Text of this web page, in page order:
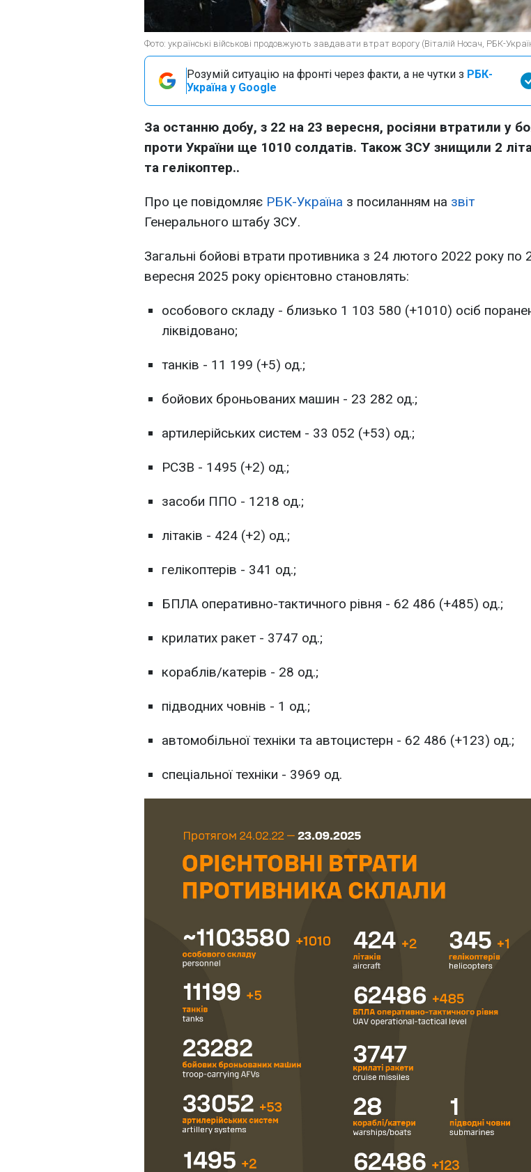
Фото: українські військові продовжують завдавати втрат ворогу (Віталій Носач, РБК-
Розумій ситуацію на фронті через факти, а не чутки з РБК-
Україна у Google
За останню добу, з 22 на 23 вересня, росіяни втратили у
проти України ще 1010 солдатів. Також ЗСУ знищили 2
та гелікоптер..
Про це повідомляє РБК-Україна з посиланням на звіт
Генерального штабу ЗСУ.
Загальні бойові втрати противника з 24 лютого 2022 року по
вересня 2025 року орієнтовно становлять:
особового складу - близько 1 103 580 (+1010) осіб
ліквідовано;
танків - 11 199 (+5) од.;
бойових броньованих машин - 23 282 од.;
артилерійських систем - 33 052 (+53) од.;
РСЗВ - 1495 (+2) од.;
засоби ППО - 1218 од.;
літаків - 424 (+2) од.;
гелікоптерів - 341 од.;
БПЛА оперативно-тактичного рівня - 62 486 (+485) од.;
крилатих ракет - 3747 од.;
кораблів/катерів - 28 од.;
підводних човнів - 1 од.;
автомобільної техніки та автоцистерн - 62 486 (+123) од.;
спеціальної техніки - 3969 од.